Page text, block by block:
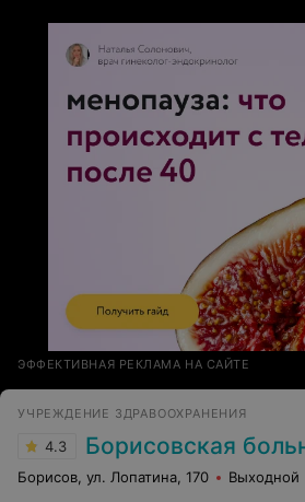
написания заключения для мамы все простым языком
объяснила. Остались под приятным
Спасибо,что вы помогаете жодинскому
ЭФФЕКТИВНАЯ РЕКЛАМА НА САЙТЕ
УЧРЕЖДЕНИЕ ЗДРАВООХРАНЕНИЯ
4.3 Борисовская
Борисов, ул. Лопатина, 170 Выходной